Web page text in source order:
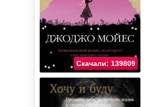
Скачали: 139809